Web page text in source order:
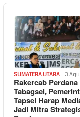
SUMATERA UTARA 3
Rakercab
Tabagsel,
Tapsel Harap
Jadi Mitra